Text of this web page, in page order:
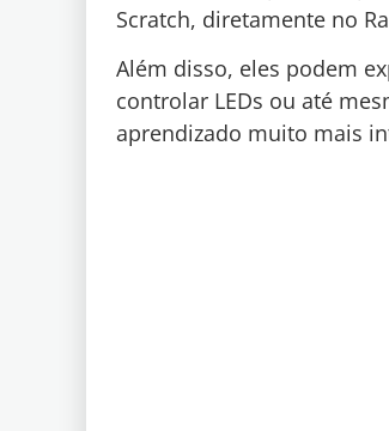
Scratch, diretamente no
Além disso, eles podem
controlar LEDs ou até
aprendizado muito mais